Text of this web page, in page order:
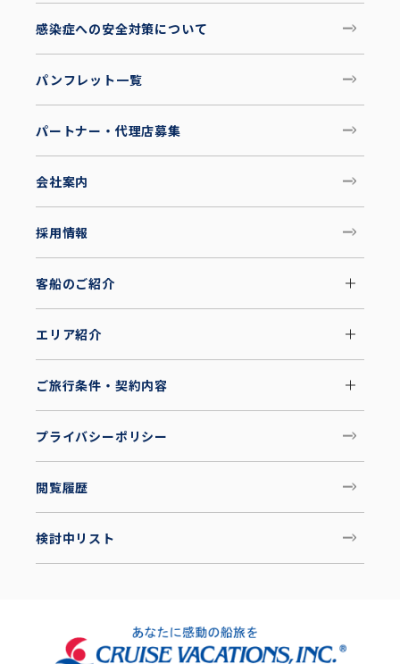
感染症への安全対策について
パンフレット一覧
パートナー・代理店募集
会社案内
採用情報
客船のご紹介
エリア紹介
ご旅行条件・契約内容
プライバシーポリシー
閲覧履歴
検討中リスト